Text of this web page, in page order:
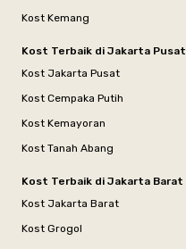
Kost Kemang
Kost Terbaik di Jakarta Pusat
Kost Jakarta Pusat
Kost Cempaka Putih
Kost Kemayoran
Kost Tanah Abang
Kost Terbaik di Jakarta Barat
Kost Jakarta Barat
Kost Grogol